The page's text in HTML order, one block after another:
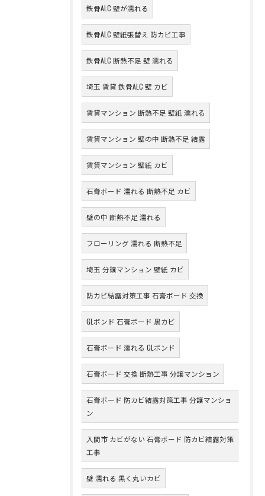
鉄骨ALC 壁が濡れる
鉄骨ALC 壁紙張替え 防カビ工事
鉄骨ALC 断熱不足 壁 濡れる
埼玉 賃貸 鉄骨ALC 壁 カビ
賃貸マンション 断熱不足 壁紙 濡れる
賃貸マンション 壁の中 断熱不足 結露
賃貸マンション 壁紙 カビ
石膏ボード 濡れる 断熱不足 カビ
壁の中 断熱不足 濡れる
フローリング 濡れる 断熱不足
埼玉 分譲マンション 壁紙 カビ
防カビ結露対策工事 石膏ボード 交換
GLボンド 石膏ボード 黒カビ
石膏ボード 濡れる GLボンド
石膏ボード 交換 断熱工事 分譲マンション
石膏ボード 防カビ結露対策工事 分譲マンショ
ン
入間市 カビがない 石膏ボード 防カビ結露対策
工事
壁 濡れる 黒く丸いカビ